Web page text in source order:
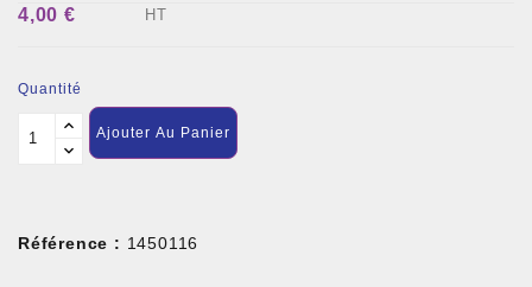
4,00 € HT
Quantité
Ajouter Au Panier
Référence : 1450116